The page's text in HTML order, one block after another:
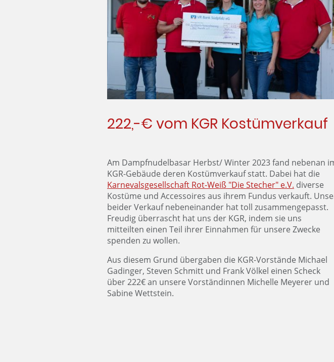
222,-€ vom KGR Kostümverkauf
Am Dampfnudelbasar Herbst/ Winter 2023 fand nebenan
KGR-Gebäude deren Kostümverkauf statt. Dabei hat die
Karnevalsgesellschaft Rot-Weiß "Die Stecher" e.V. diverse
Kostüme und Accessoires aus ihrem Fundus verkauft.
beider Verkauf nebeneinander hat toll zusammengepasst.
Freudig überrascht hat uns der KGR, indem sie uns
mitteilten einen Teil ihrer Einnahmen für unsere Zwecke
spenden zu wollen.
Aus diesem Grund übergaben die KGR-Vorstände Michael
Gadinger, Steven Schmitt und Frank Völkel einen Scheck
über 222€ an unsere Vorständinnen Michelle Meyerer und
Sabine Wettstein.